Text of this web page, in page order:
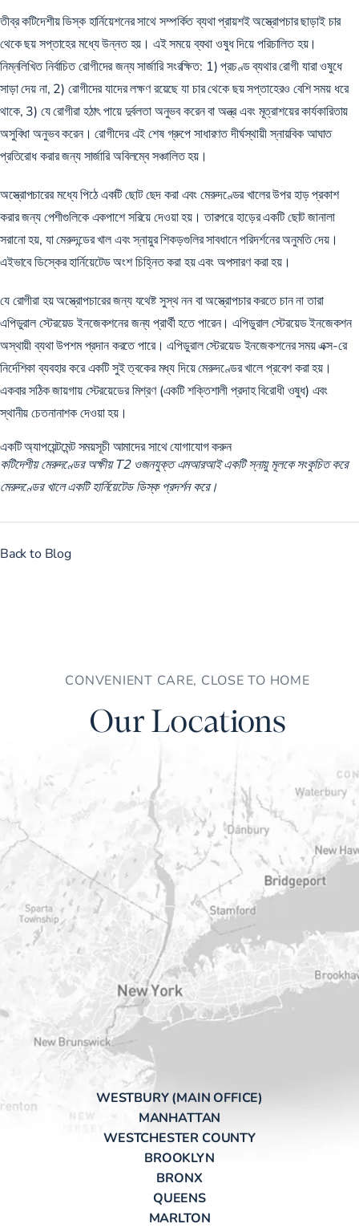
তীব্র কটিদেশীয় ডিস্ক হার্নিয়েশনের সাথে সম্পর্কিত ব্যথা প্রায়শই অস্ত্রোপচার ছাড়াই চার
থেকে ছয় সপ্তাহের মধ্যে উন্নত হয়। এই সময়ে ব্যথা ওষুধ দিয়ে পরিচালিত হয়।
নিম্নলিখিত নির্বাচিত রোগীদের জন্য সার্জারি সংরক্ষিত: 1) প্রচণ্ড ব্যথার রোগী যারা ওষুধে
সাড়া দেয় না, 2) রোগীদের যাদের লক্ষণ রয়েছে যা চার থেকে ছয় সপ্তাহেরও বেশি সময় ধরে
থাকে, 3) যে রোগীরা হঠাৎ পায়ে দুর্বলতা অনুভব করেন বা অন্ত্র এবং মূত্রাশয়ের কার্যকারিতায়
অসুবিধা অনুভব করেন। রোগীদের এই শেষ গ্রুপে সাধারণত দীর্ঘস্থায়ী স্নায়বিক আঘাত
প্রতিরোধ করার জন্য সার্জারি অবিলম্বে সঞ্চালিত হয়।
অস্ত্রোপচারের মধ্যে পিঠে একটি ছোট ছেদ করা এবং মেরুদণ্ডের খালের উপর হাড় প্রকাশ
করার জন্য পেশীগুলিকে একপাশে সরিয়ে দেওয়া হয়। তারপরে হাড়ের একটি ছোট জানালা
সরানো হয়, যা মেরুদন্ডের খাল এবং স্নায়ুর শিকড়গুলির সাবধানে পরিদর্শনের অনুমতি দেয়।
এইভাবে ডিস্কের হার্নিয়েটেড অংশ চিহ্নিত করা হয় এবং অপসারণ করা হয়।
যে রোগীরা হয় অস্ত্রোপচারের জন্য যথেষ্ট সুস্থ নন বা অস্ত্রোপচার করতে চান না তারা
এপিডুরাল স্টেরয়েড ইনজেকশনের জন্য প্রার্থী হতে পারেন। এপিডুরাল স্টেরয়েড ইনজেকশন
অস্থায়ী ব্যথা উপশম প্রদান করতে পারে। এপিডুরাল স্টেরয়েড ইনজেকশনের সময় এক্স-রে
নির্দেশিকা ব্যবহার করে একটি সুই ত্বকের মধ্য দিয়ে মেরুদণ্ডের খালে প্রবেশ করা হয়।
একবার সঠিক জায়গায় স্টেরয়েডের মিশ্রণ (একটি শক্তিশালী প্রদাহ বিরোধী ওষুধ) এবং
স্থানীয় চেতনানাশক দেওয়া হয়।
একটি অ্যাপয়েন্টমেন্ট সময়সূচী আমাদের সাথে যোগাযোগ করুন
কটিদেশীয় মেরুদণ্ডের অক্ষীয় T2 ওজনযুক্ত এমআরআই একটি স্নায়ু মূলকে সংকুচিত করে
মেরুদণ্ডের খালে একটি হার্নিয়েটেড ডিস্ক প্রদর্শন করে।
Back to Blog
CONVENIENT CARE, CLOSE TO HOME
Our Locations
WESTBURY (MAIN OFFICE)
MANHATTAN
WESTCHESTER COUNTY
BROOKLYN
BRONX
QUEENS
MARLTON